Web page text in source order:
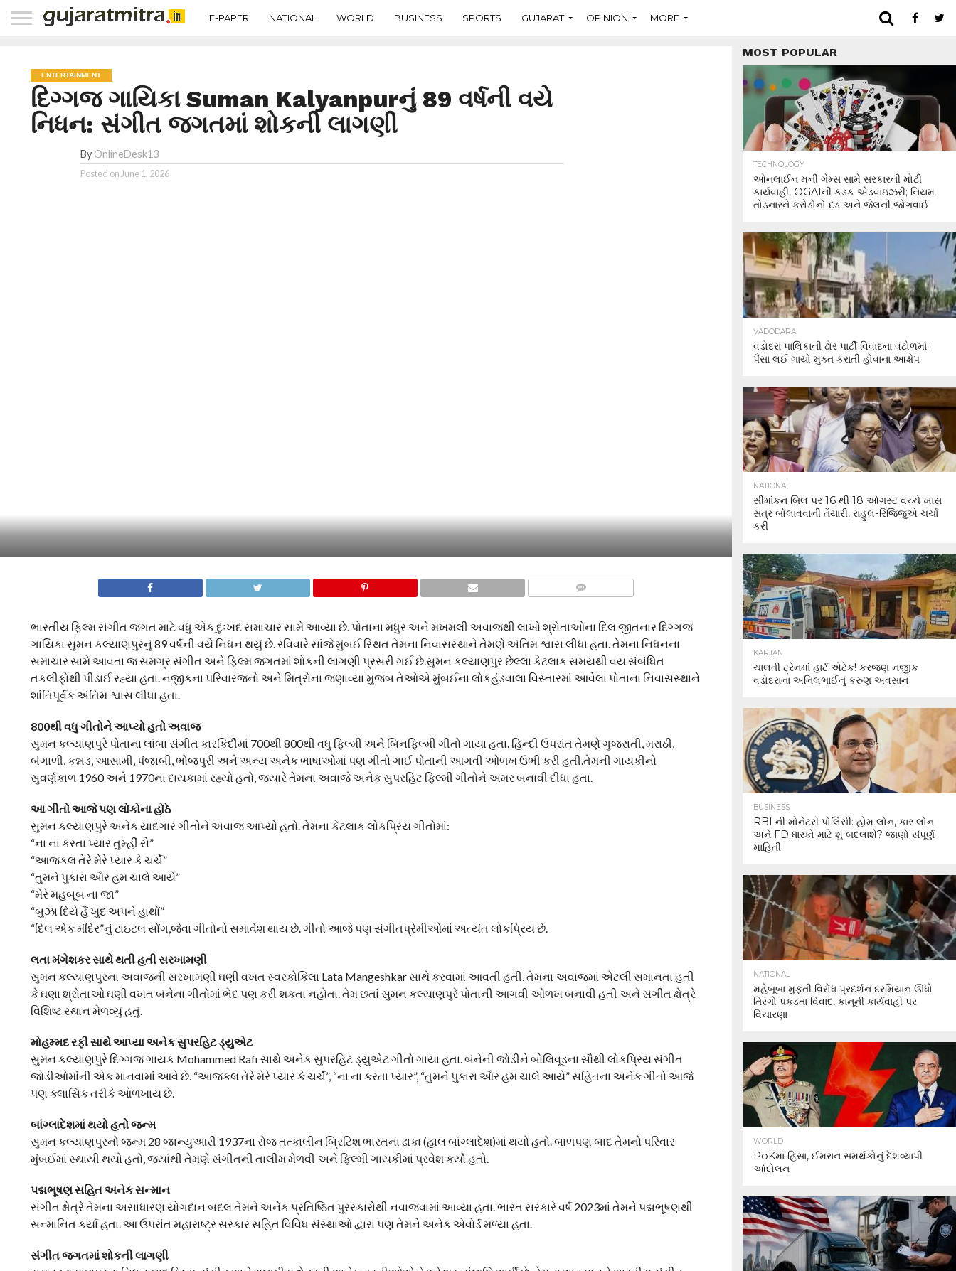
E-PAPER NATIONAL WORLD BUSINESS SPORTS GUJARAT OPINION MORE
ENTERTAINMENT
દિગ્ગજ ગાયિકા Suman Kalyanpurનું 89 વર્ષની વયે
નિધન: સંગીત જગતમાં શોકની લાગણી
By OnlineDesk13
Posted on June 1, 2026
ભારતીય ફિલ્મ સંગીત જગત માટે વધુ એક દુઃખદ સમાચાર સામે આવ્યા છે. પોતાના મધુર અને મખમલી અવાજથી લાખો શ્રોતાઓના દિલ જીતનાર દિગ્ગજ
ગાયિકા સુમન કલ્યાણપુરનું 89 વર્ષની વયે નિધન થયું છે. રવિવારે સાંજે મુંબઈ સ્થિત તેમના નિવાસસ્થાને તેમણે અંતિમ શ્વાસ લીધા હતા. તેમના નિધનના
સમાચાર સામે આવતા જ સમગ્ર સંગીત અને ફિલ્મ જગતમાં શોકની લાગણી પ્રસરી ગઈ છે.સુમન કલ્યાણપુર છેલ્લા કેટલાક સમયથી વય સંબંધિત
તકલીફોથી પીડાઈ રહ્યા હતા. નજીકના પરિવારજનો અને મિત્રોના જણાવ્યા મુજબ તેઓએ મુંબઈના લોકહંડવાલા વિસ્તારમાં આવેલા પોતાના નિવાસસ્થાને
શાંતિપૂર્વક અંતિમ શ્વાસ લીધા હતા.
800થી વધુ ગીતોને આપ્યો હતો અવાજ
સુમન કલ્યાણપુરે પોતાના લાંબા સંગીત કારકિર્દીમાં 700થી 800થી વધુ ફિલ્મી અને બિનફિલ્મી ગીતો ગાયા હતા. હિન્દી ઉપરાંત તેમણે ગુજરાતી, મરાઠી,
બંગાળી, કન્નડ, આસામી, પંજાબી, ભોજપુરી અને અન્ય અનેક ભાષાઓમાં પણ ગીતો ગાઈ પોતાની આગવી ઓળખ ઉભી કરી હતી.તેમની ગાયકીનો
સુવર્ણકાળ 1960 અને 1970ના દાયકામાં રહ્યો હતો, જ્યારે તેમના અવાજે અનેક સુપરહિટ ફિલ્મી ગીતોને અમર બનાવી દીધા હતા.
આ ગીતો આજે પણ લોકોના હોઠે
સુમન કલ્યાણપુરે અનેક યાદગાર ગીતોને અવાજ આપ્યો હતો. તેમના કેટલાક લોકપ્રિય ગીતોમાં:
“ના ના કરતા પ્યાર તુમ્હીં સે”
“આજકલ તેરે મેરે પ્યાર કે ચર્ચે”
“તુમને પુકારા ઔર હમ ચાલે આયે”
“મેરે મહબૂબ ના જા”
“બુઝા દિયે હૈં ખુદ અપને હાથોં”
“દિલ એક મંદિર”નું ટાઇટલ સોંગ,જેવા ગીતોનો સમાવેશ થાય છે. ગીતો આજે પણ સંગીતપ્રેમીઓમાં અત્યંત લોકપ્રિય છે.
લતા મંગેશકર સાથે થતી હતી સરખામણી
સુમન કલ્યાણપુરના અવાજની સરખામણી ઘણી વખત સ્વરકોકિલા Lata Mangeshkar સાથે કરવામાં આવતી હતી. તેમના અવાજમાં એટલી સમાનતા હતી
કે ઘણા શ્રોતાઓ ઘણી વખત બંનેના ગીતોમાં ભેદ પણ કરી શકતા નહોતા. તેમ છતાં સુમન કલ્યાણપુરે પોતાની આગવી ઓળખ બનાવી હતી અને સંગીત ક્ષેત્રે
વિશિષ્ટ સ્થાન મેળવ્યું હતું.
મોહમ્મદ રફી સાથે આપ્યા અનેક સુપરહિટ ડ્યુએટ
સુમન કલ્યાણપુરે દિગ્ગજ ગાયક Mohammed Rafi સાથે અનેક સુપરહિટ ડ્યુએટ ગીતો ગાયા હતા. બંનેની જોડીને બોલિવૂડના સૌથી લોકપ્રિય સંગીત
જોડીઓમાંની એક માનવામાં આવે છે. “આજકલ તેરે મેરે પ્યાર કે ચર્ચે”, “ના ના કરતા પ્યાર”, “તુમને પુકારા ઔર હમ ચાલે આયે” સહિતના અનેક ગીતો આજે
પણ ક્લાસિક તરીકે ઓળખાય છે.
બાંગ્લાદેશમાં થયો હતો જન્મ
સુમન કલ્યાણપુરનો જન્મ 28 જાન્યુઆરી 1937ના રોજ તત્કાલીન બ્રિટિશ ભારતના ઢાકા (હાલ બાંગ્લાદેશ)માં થયો હતો. બાળપણ બાદ તેમનો પરિવાર
મુંબઈમાં સ્થાયી થયો હતો, જ્યાંથી તેમણે સંગીતની તાલીમ મેળવી અને ફિલ્મી ગાયકીમાં પ્રવેશ કર્યો હતો.
પદ્મભૂષણ સહિત અનેક સન્માન
સંગીત ક્ષેત્રે તેમના અસાધારણ યોગદાન બદલ તેમને અનેક પ્રતિષ્ઠિત પુરસ્કારોથી નવાજવામાં આવ્યા હતા. ભારત સરકારે વર્ષ 2023માં તેમને પદ્મભૂષણથી
સન્માનિત કર્યા હતા. આ ઉપરાંત મહારાષ્ટ્ર સરકાર સહિત વિવિધ સંસ્થાઓ દ્વારા પણ તેમને અનેક એવોર્ડ મળ્યા હતા.
સંગીત જગતમાં શોકની લાગણી
MOST POPULAR
TECHNOLOGY
ઓનલાઈન મની ગેમ્સ સામે સરકારની મોટી
કાર્યવાહી, OGAIની કડક એડવાઇઝરી; નિયમ
તોડનારને કરોડોનો દંડ અને જેલની જોગવાઈ
VADODARA
વડોદરા પાલિકાની ઢોર પાર્ટી વિવાદના વંટોળમાં:
પૈસા લઈ ગાયો મુક્ત કરાતી હોવાના આક્ષેપ
NATIONAL
સીમાંકન બિલ પર 16 થી 18 ઓગસ્ટ વચ્ચે ખાસ
સત્ર બોલાવવાની તૈયારી, રાહુલ-રિજિજુએ ચર્ચા
કરી
KARJAN
ચાલતી ટ્રેનમાં હાર્ટ એટેક! કરજણ નજીક
વડોદરાના અનિલભાઈનું કરુણ અવસાન
BUSINESS
RBI ની મોનેટરી પોલિસી: હોમ લોન, કાર લોન
અને FD ધારકો માટે શું બદલાશે? જાણો સંપૂર્ણ
માહિતી
NATIONAL
મહેબૂબા મુફ્તી વિરોધ પ્રદર્શન દરમિયાન ઊંધો
તિરંગો પકડતા વિવાદ, કાનૂની કાર્યવાહી પર
વિચારણા
WORLD
PoKમાં હિંસા, ઈમરાન સમર્થકોનું દેશવ્યાપી
આંદોલન